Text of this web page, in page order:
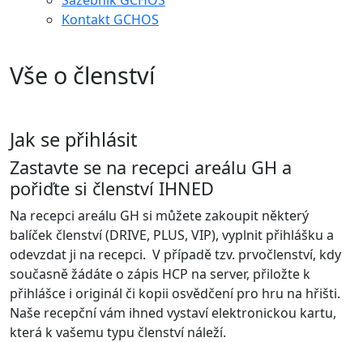
Kontakt GCHOS
Vše o členství
Jak se přihlásit
Zastavte se na recepci areálu GH a
pořiďte si členství IHNED
Na recepci areálu GH si můžete zakoupit některý
balíček členství (DRIVE, PLUS, VIP), vyplnit přihlášku a
odevzdat ji na recepci. V případě tzv. prvočlenství, kdy
současně žádáte o zápis HCP na server, přiložte k
přihlášce i originál či kopii osvědčení pro hru na hřišti.
Naše recepční vám ihned vystaví elektronickou kartu,
která k vašemu typu členství náleží.